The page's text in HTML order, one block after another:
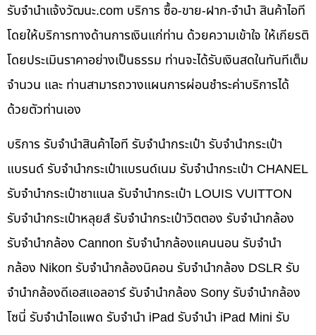
รับจํานําแจ้งวัฒนะ.com บริการ ซื้อ-ขาย-ฝาก-จำนำ สินค้าไอที
โดยให้บริการทางด้านการเงินแก่ท่าน ด้วยความเข้าใจ ให้เกียรติ
โดยประเมินราคาอย่างเป็นธรรม ท่านจะได้รับเงินสดในทันทีเต็ม
จำนวน และ ท่านสามารถวางแผนการผ่อนชำระค่าบริการได้
ด้วยตัวท่านเอง
บริการ รับจำนำสินค้าไอที รับจำนำกระเป๋า รับจำนำกระเป๋า
แบรนด์ รับจำนำกระเป๋าแบรนด์เนม รับจำนำกระเป๋า CHANEL
รับจำนำกระเป๋าชาแนล รับจำนำกระเป๋า LOUIS VUITTON
รับจำนำกระเป๋าหลุยส์ รับจำนำกระเป๋าวิตตอง รับจำนำกล้อง
รับจำนำกล้อง Cannon รับจำนำกล้องแคนนอน รับจำนำ
กล้อง Nikon รับจำนำกล้องนิคอน รับจำนำกล้อง DSLR รับ
จำนำกล้องดีเอสแอลอาร์ รับจำนำกล้อง Sony รับจำนำกล้อง
โซนี่ รับจำนำไอแพด รับจำนำ iPad รับจำนำ iPad Mini รับ